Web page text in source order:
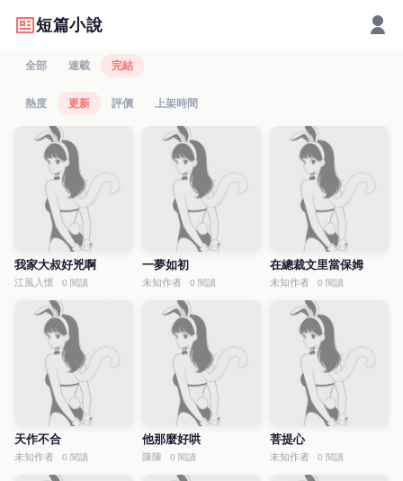
短篇小說
全部 連載 完結
熱度 更新 評價 上架時間
我家大叔好兇啊
江風入懷 0 閱讀
一夢如初
未知作者 0 閱讀
在總裁文里當保姆
未知作者 0 閱讀
天作不合
未知作者 0 閱讀
他那麼好哄
陳陳 0 閱讀
菩提心
未知作者 0 閱讀